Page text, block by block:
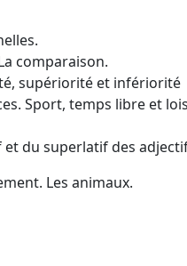
comparaison.
supériorité et infériorité
Sport, temps libre et
et du superlatif des
Les animaux.